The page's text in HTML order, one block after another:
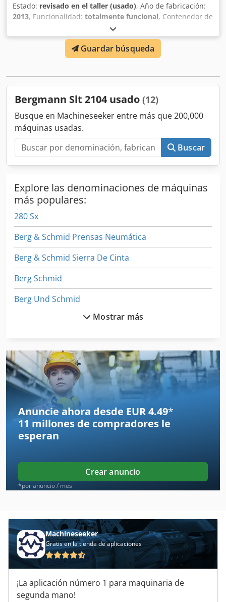
Estado: revisado en el taller (usado), Año de fabricación:
2013, Funcionalidad: totalmente funcional, Contenedor de
prensa para residuos húmedos Bergmann MPB405 SN/10
para volquetes Volumen utilizable de 10 cbm revisado,
revisado, completamente funcional Posibilidad de pintar
en el color RAL deseado. Crjdpfx Aevmwpwecmsf
incluida.
Guardar búsqueda
Bergmann Slt 2104 usado (12)
Busque en Machineseeker entre más que 200,000
máquinas usadas.
Buscar
Explore las denominaciones de máquinas
más populares:
280 Sx
Berg & Schmid Prensas Neumática
Berg & Schmid Sierra De Cinta
Berg Schmid
Berg Und Schmid
Bergmann Royal 28 S
Bernardo B 610 Pro
Bernardo Bm 20 T
Bernardo Bm 20 Vario
Dispositivo De Recogida De Aceites Usados
Excavador De Multi Función
Herramientas Para
Maquina Para
Máquina De Desbarbado
Máquinas Para
Residuos De Construcción Y Demolición
Mostrar más
Anuncie ahora desde EUR 4.49*
11 millones de compradores le
esperan
Crear anuncio
*por anuncio / mes
Machineseeker
Gratis en la tienda de aplicaciones
¡La aplicación número 1 para maquinaria de
segunda mano!